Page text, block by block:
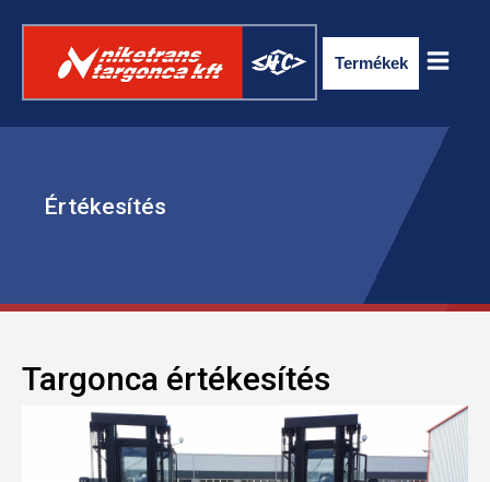
Termékek
ELEKTROMOS RAKLAPSZÁLLÍTÓ
TARGONCA
Értékesítés
Targonca értékesítés